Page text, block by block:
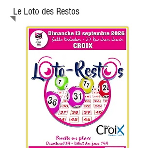
Le Loto des Restos